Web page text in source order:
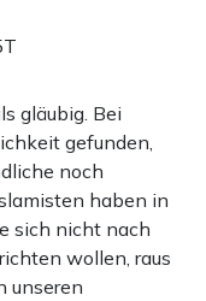
gläubig. Bei
gefunden,
noch
haben in
sich nicht nach
wollen, raus
unseren